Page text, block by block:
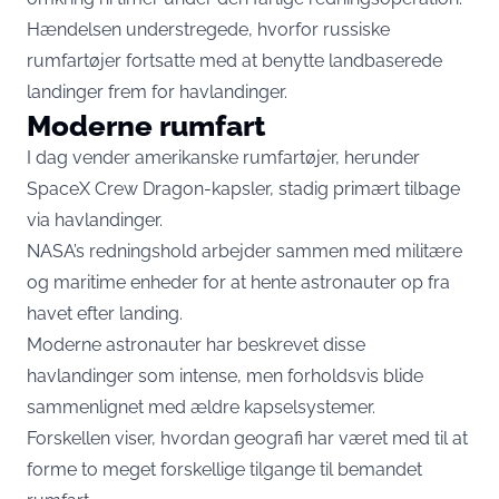
Hændelsen understregede, hvorfor russiske
rumfartøjer fortsatte med at benytte landbaserede
landinger frem for havlandinger.
Moderne rumfart
I dag vender amerikanske rumfartøjer, herunder
SpaceX Crew Dragon-kapsler, stadig primært tilbage
via havlandinger.
NASA’s redningshold arbejder sammen med militære
og maritime enheder for at hente astronauter op fra
havet efter landing.
Moderne astronauter har beskrevet disse
havlandinger som intense, men forholdsvis blide
sammenlignet med ældre kapselsystemer.
Forskellen viser, hvordan geografi har været med til at
forme to meget forskellige tilgange til bemandet